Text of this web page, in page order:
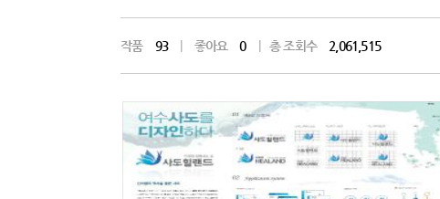
작품 93 좋아요 0 총 조회수 2,061,515